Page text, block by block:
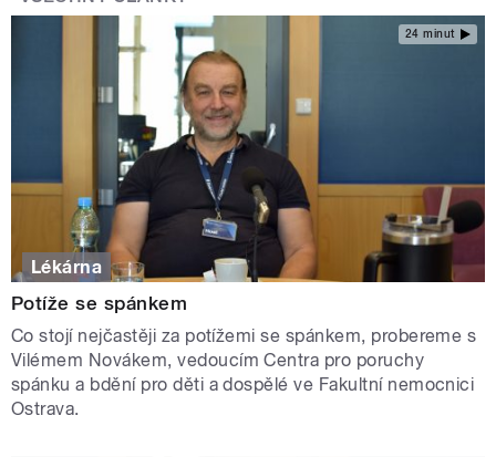
24 minut
Lékárna
Potíže se spánkem
Co stojí nejčastěji za potížemi se spánkem, probereme s
Vilémem Novákem, vedoucím Centra pro poruchy
spánku a bdění pro děti a dospělé ve Fakultní nemocnici
Ostrava.